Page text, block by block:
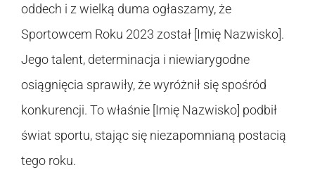
oddech i z wielką duma ogłaszamy, że
Sportowcem Roku 2023 został [Imię Nazwisko].
Jego talent, determinacja i niewiarygodne
osiągnięcia sprawiły, że wyróżnił się spośród
konkurencji. To właśnie [Imię Nazwisko] podbił
świat sportu, stając się niezapomnianą postacią
tego roku.